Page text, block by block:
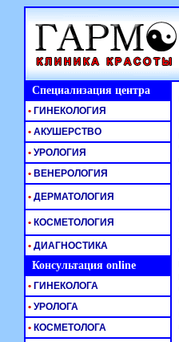
Специализация центра
• ГИНЕКОЛОГИЯ
• АКУШЕРСТВО
• УРОЛОГИЯ
• ВЕНЕРОЛОГИЯ
• ДЕРМАТОЛОГИЯ
• КОСМЕТОЛОГИЯ
• ДИАГНОСТИКА
Консультация online
• ГИНЕКОЛОГА
• УРОЛОГА
• КОСМЕТОЛОГА